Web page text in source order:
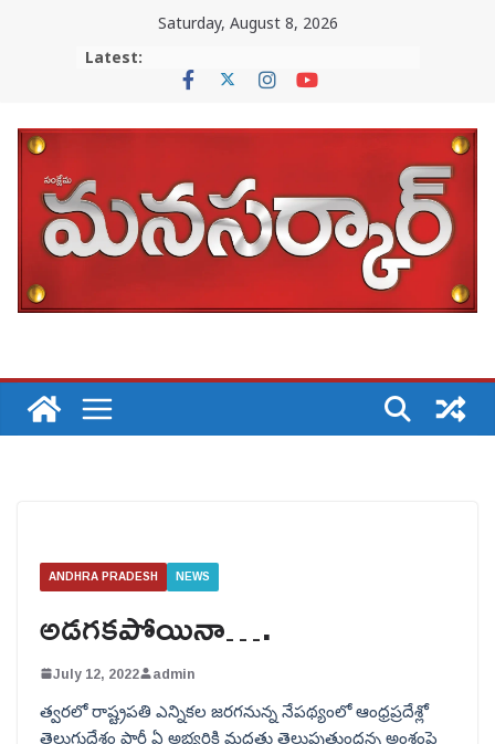
Saturday, August 8, 2026
Latest:
ANDHRA PRADESH NEWS
అడగకపోయినా….
July 12, 2022 admin
త్వరలో రాష్ట్రపతి ఎన్నికల జరగనున్న నేపథ్యంలో ఆంధ్రప్రదేశ్లో
తెలుగుదేశం పార్టీ ఏ అభ్యర్థికి మద్దతు తెలుపుతుందన్న అంశంపై